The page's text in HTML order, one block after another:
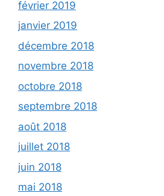
février 2019
janvier 2019
décembre 2018
novembre 2018
octobre 2018
septembre 2018
août 2018
juillet 2018
juin 2018
mai 2018